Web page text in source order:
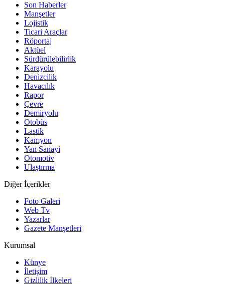
Son Haberler
Manşetler
Lojistik
Ticari Araçlar
Röportaj
Aktüel
Sürdürülebilirlik
Karayolu
Denizcilik
Havacılık
Rapor
Çevre
Demiryolu
Otobüs
Lastik
Kamyon
Yan Sanayi
Otomotiv
Ulaştırma
Diğer İçerikler
Foto Galeri
Web Tv
Yazarlar
Gazete Manşetleri
Kurumsal
Künye
İletişim
Gizlilik İlkeleri